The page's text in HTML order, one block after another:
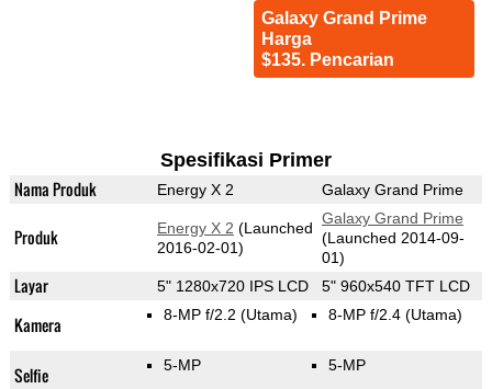
Galaxy Grand Prime
Harga
$135. Pencarian
Spesifikasi Primer
Nama Produk Energy X 2 Galaxy Grand Prime
Produk Energy X 2 (Launched
2016-02-01)
Galaxy Grand Prime
(Launched 2014-09-
01)
Layar 5" 1280x720 IPS LCD 5" 960x540 TFT LCD
Kamera 8-MP f/2.2 (Utama) 8-MP f/2.4 (Utama)
Selfie 5-MP 5-MP